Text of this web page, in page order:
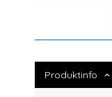
Produktinfo